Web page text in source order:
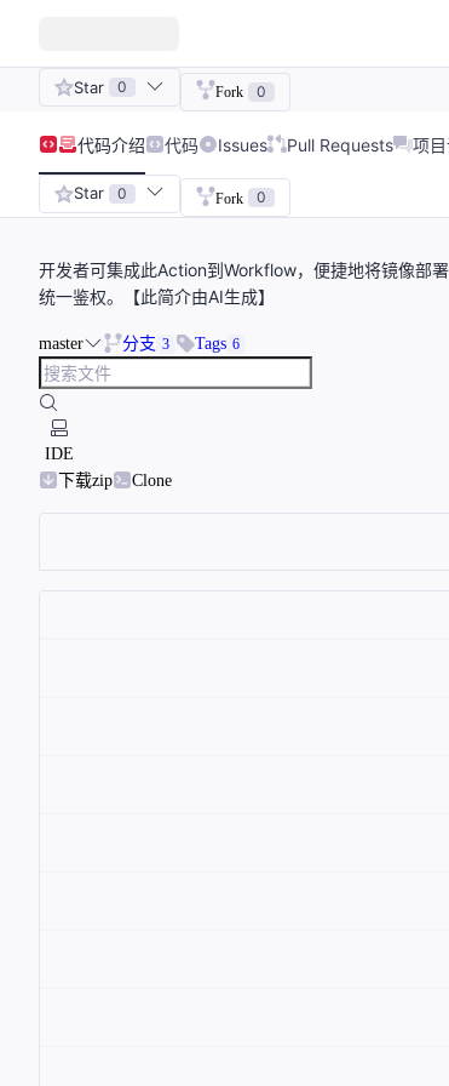
Star 0 Fork 0
代码介绍 代码 Issues Pull Requests 项
Star 0 Fork 0
开发者可集成此Action到Workflow，便捷地将镜像部
统一鉴权。【此简介由AI生成】
master 分支 3 Tags 6
IDE
下载zip
Clone